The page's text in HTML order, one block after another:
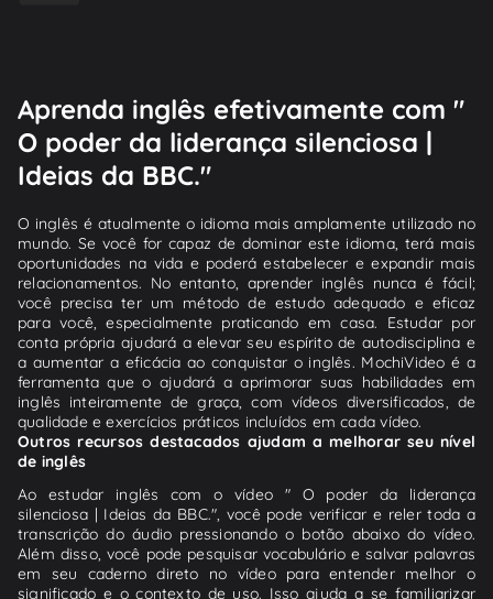
Aprenda inglês efetivamente com "
O poder da liderança silenciosa |
Ideias da BBC."
O inglês é atualmente o idioma mais amplamente utilizado no
mundo. Se você for capaz de dominar este idioma, terá mais
oportunidades na vida e poderá estabelecer e expandir mais
relacionamentos. No entanto, aprender inglês nunca é fácil;
você precisa ter um método de estudo adequado e eficaz
para você, especialmente praticando em casa. Estudar por
conta própria ajudará a elevar seu espírito de autodisciplina e
a aumentar a eficácia ao conquistar o inglês. MochiVideo é a
ferramenta que o ajudará a aprimorar suas habilidades em
inglês inteiramente de graça, com vídeos diversificados, de
qualidade e exercícios práticos incluídos em cada vídeo.
Outros recursos destacados ajudam a melhorar seu nível
de inglês
Ao estudar inglês com o vídeo " O poder da liderança
silenciosa | Ideias da BBC.", você pode verificar e reler toda a
transcrição do áudio pressionando o botão abaixo do vídeo.
Além disso, você pode pesquisar vocabulário e salvar palavras
em seu caderno direto no vídeo para entender melhor o
significado e o contexto de uso. Isso ajuda a se familiarizar